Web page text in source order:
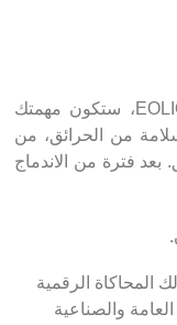
بصفتك مهندسًا في شركة EOLIOS Ingénierie، ستكون مهمتك
من الحرائق، من
بعد فترة من الاندماج
المحاكاة الرقمية
والصناعية